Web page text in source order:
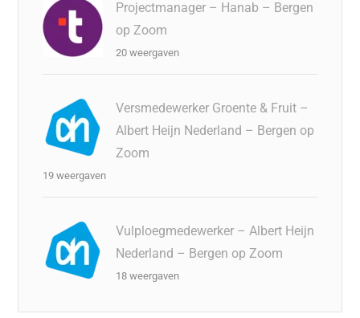
Projectmanager – Hanab – Bergen
op Zoom
20 weergaven
Versmedewerker Groente & Fruit –
Albert Heijn Nederland – Bergen op
Zoom
19 weergaven
Vulploegmedewerker – Albert Heijn
Nederland – Bergen op Zoom
18 weergaven